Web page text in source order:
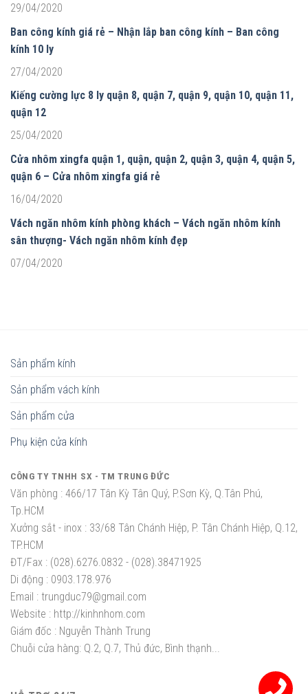
29/04/2020
Ban công kính giá rẻ – Nhận lắp ban công kính – Ban công
kính 10 ly
27/04/2020
Kiếng cường lực 8 ly quận 8, quận 7, quận 9, quận 10, quận 11,
quận 12
25/04/2020
Cửa nhôm xingfa quận 1, quận, quận 2, quận 3, quận 4, quận 5,
quận 6 – Cửa nhôm xingfa giá rẻ
16/04/2020
Vách ngăn nhôm kính phòng khách – Vách ngăn nhôm kính
sân thượng- Vách ngăn nhôm kính đẹp
07/04/2020
Sản phẩm kính
Sản phẩm vách kính
Sản phẩm cửa
Phụ kiện cửa kính
CÔNG TY TNHH SX - TM TRUNG ĐỨC
Văn phòng : 466/17 Tân Kỳ Tân Quý, P.Sơn Kỳ, Q.Tân Phú,
Tp.HCM
Xưởng sắt - inox : 33/68 Tân Chánh Hiệp, P. Tân Chánh Hiệp, Q.12,
TP.HCM
ĐT/Fax : (028).6276.0832 - (028).38471925
Di động : 0903.178.976
Email : trungduc79@gmail.com
Website : http://kinhnhom.com
Giám đốc : Nguyễn Thành Trung
Chuỗi cửa hàng: Q.2, Q.7, Thủ đức, Bình thạnh...